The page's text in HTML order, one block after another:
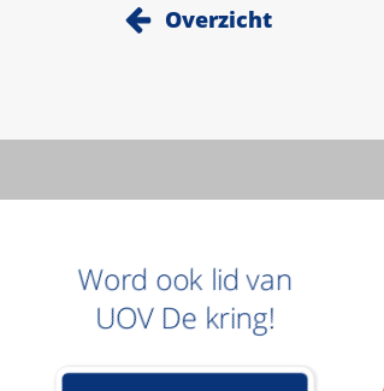
Overzicht
Word ook lid van
UOV De kring!